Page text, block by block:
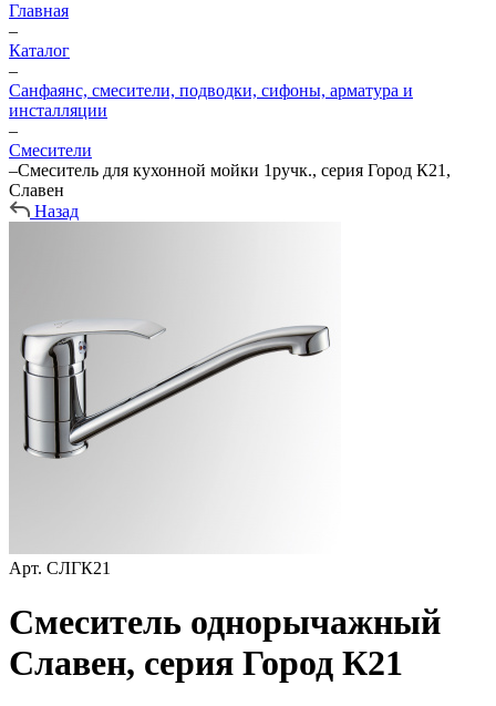
Главная
–
Каталог
–
Санфаянс, смесители, подводки, сифоны, арматура и
инсталляции
–
Смесители
–Смеситель для кухонной мойки 1ручк., серия Город К21,
Славен
Назад
Арт. СЛГК21
Смеситель однорычажный
Славен, серия Город К21